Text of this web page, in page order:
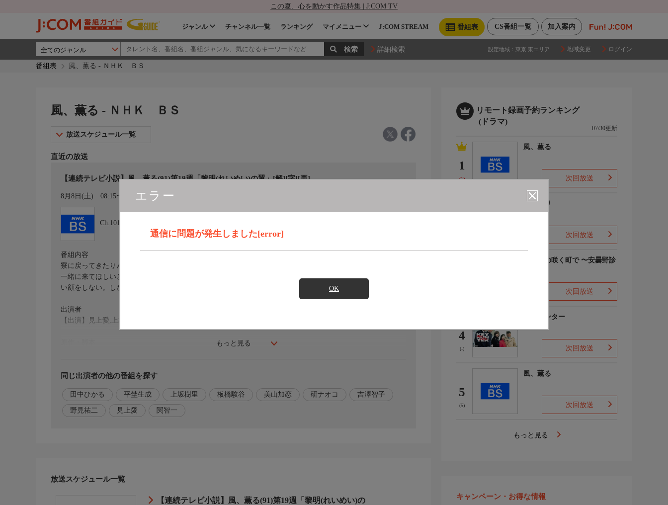
この夏、心を動かす作品特集 | J:COM TV
加入案内
CS番組一覧
番組表
ジャンル チャンネル一覧 ランキング マイメニュー J:COM STREAM
詳細検索 設定地域： 東京 東エリア 地域変更 ログイン
番組表 風、薫る - ＮＨＫ ＢＳ
エラー
通信に問題が発生しました[error]
OK
風、薫る - ＮＨＫ ＢＳ
放送スケジュール一覧
直近の放送
【連続テレビ小説】風、薫る(91)第19週「黎明(れいめい)の翼」[解][字][再]
8月8日(土) 08:15〜08:30 カレンダー登録
Ch.101
もっと見る
番組内容
寮に戻ってきたりん(見上愛)を、医師の黒川(平埜生成)が待っていた。黒川は新潟の村で赤痢が発生したので、
一緒に来てほしいと言う。迷った末にりんは、望月(関智一)に赤痢の防疫に行きたいと願い出るが、望月はい
い顔をしない。しかし、りんの本気を見た望月は…
出演者
【出演】見上愛,上坂樹里,平埜生成,関智一,板橋駿谷,美山加恋,【語り】研ナオコ
音楽
同じ出演者の他の番組を探す
田中ひかる 平埜生成 上坂樹里 板橋駿谷 美山加恋 研ナオコ 吉澤智子
野見祐二 見上愛 関智一
放送スケジュール一覧
【連続テレビ小説】風、薫る(91)第19週「黎明(れいめい)の
リモート録画予約ランキング
(ドラマ)
07/30更新
1
(1)
風、薫る
次回放送
ひまわり
次回放送
勿忘草の咲く町で 〜安曇野診
次回放送
4
(-)
キイハンター
次回放送
5
(5)
風、薫る
次回放送
もっと見る
キャンペーン・お得な情報